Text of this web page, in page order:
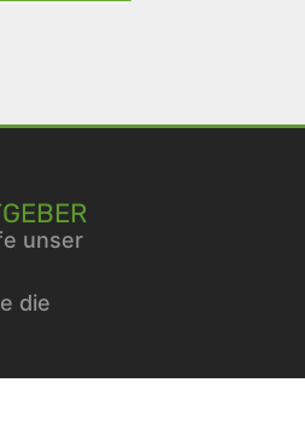
unser
die